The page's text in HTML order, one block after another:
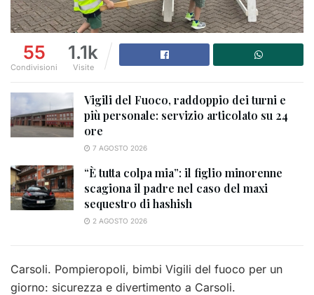
55
Condivisioni
1.1k
Visite
Vigili del Fuoco, raddoppio dei turni e
più personale: servizio articolato su 24
ore
7 AGOSTO 2026
“È tutta colpa mia”: il figlio minorenne
scagiona il padre nel caso del maxi
sequestro di hashish
2 AGOSTO 2026
Carsoli. Pompieropoli, bimbi Vigili del fuoco per un
giorno: sicurezza e divertimento a Carsoli.